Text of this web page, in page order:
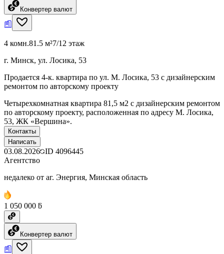
Конвертер валют
4 комн.81.5 м²7/12 этаж
г. Минск, ул. Лосика, 53
Продается 4-к. квартира по ул. М. Лосика, 53 с дизайнерским
ремонтом по авторскому проекту
Четырехкомнатная квартира 81,5 м2 с дизайнерским ремонтом
по авторскому проекту, расположенная по адресу М. Лосика,
53, ЖК «Вершина».
Контакты
Написать
03.08.2026 ID 4096445
Агентство
недалеко от аг. Энергия, Минская область
1 050 000 ƃ
Конвертер валют